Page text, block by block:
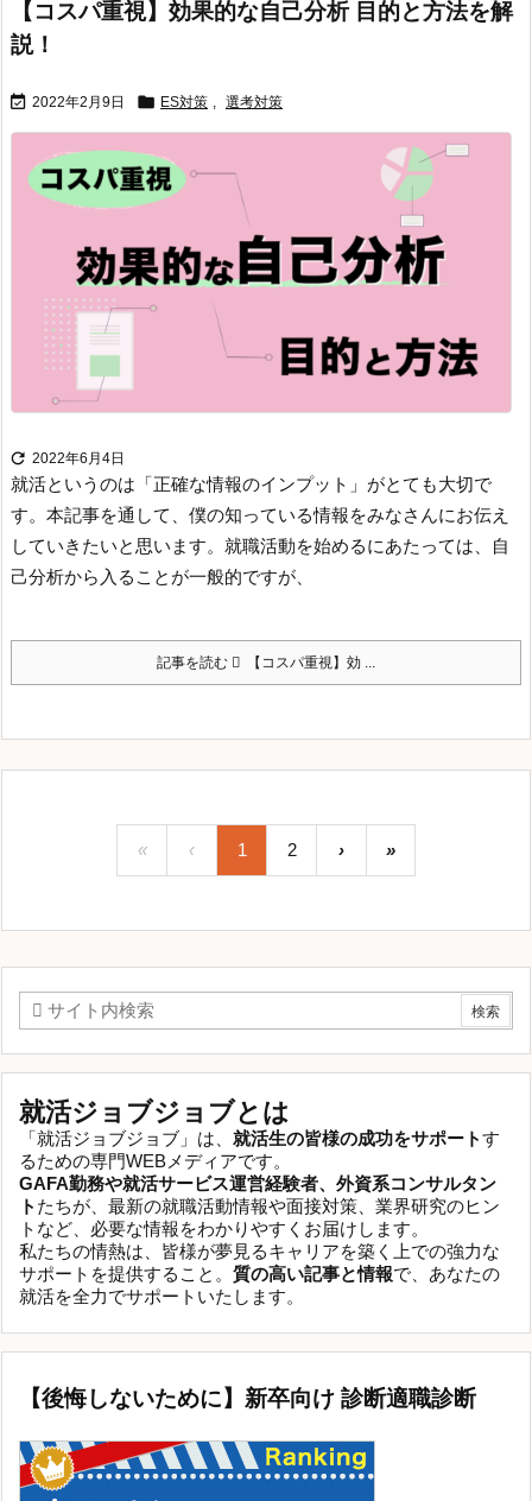
【コスパ重視】効果的な自己分析 目的と方法を解
説！
 2022年2月9日  ES対策 選考対策
 2022年6月4日
就活というのは「正確な情報のインプット」がとても大切で
す。 本記事を通して、僕の知っている情報をみなさんにお伝え
していきたいと思います。 就職活動を始めるにあたっては、自
己分析から入ることが一般的ですが、
記事を読む 【コスパ重視】効 ...
« ‹ 1 2 › »
就活ジョブジョブとは
「就活ジョブジョブ」は、 就活生の皆様の成功をサポートす
るための専門WEBメディアです。
GAFA勤務や就活サービス運営経験者、外資系コンサルタン
ト たちが、最新の就職活動情報や面接対策、業界研究のヒン
トなど、必要な情報をわかりやすくお届けします。
私たちの情熱は、皆様が夢見るキャリアを築く上での強力な
サポートを提供すること。 質の高い記事と情報で、あなたの
就活を全力でサポートいたします。
【後悔しないために】新卒向け 診断適職診断